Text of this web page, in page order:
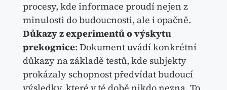
procesy, kde informace proudí nejen z
minulosti do budoucnosti, ale i opačně.
Důkazy z experimentů o výskytu
prekognice: Dokument uvádí konkrétní
důkazy na základě testů, kde subjekty
prokázaly schopnost předvídat budoucí